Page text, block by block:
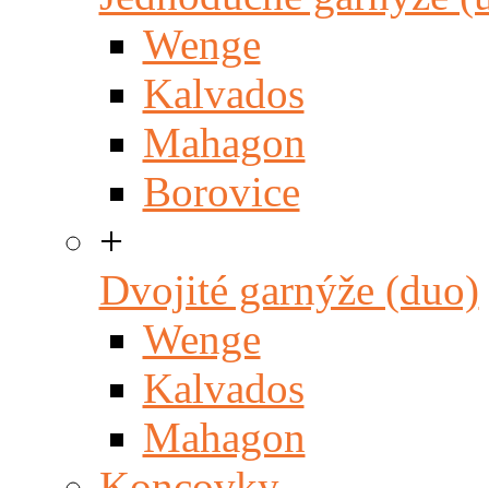
Wenge
Kalvados
Mahagon
Borovice
+
Dvojité garnýže (duo)
Wenge
Kalvados
Mahagon